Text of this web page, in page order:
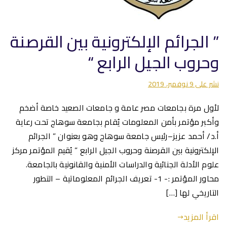
” الجرائم الإلكترونية بين القرصنة
وحروب الجيل الرابع “
نشر على9 نوفمبر، 2019
لأول مرة بجامعات مصر عامة و جامعات الصعيد خاصة أضخم
وأكبر مؤتمر بأمن المعلومات يُقام بجامعة سوهاج تحت رعاية
أ.د/ أحمد عزيز–رئيس جامعة سوهاج وهو بعنوان ” الجرائم
الإلكترونية بين القرصنة وحروب الجيل الرابع ” يُقيم المؤتمر مركز
علوم الأدلة الجنائية والدراسات الأمنية والقانونية بالجامعة.
محاور المؤتمر :- 1- تعريف الجرائم المعلوماتية – التطور
التاريخي لها […]
اقرأ المزيد